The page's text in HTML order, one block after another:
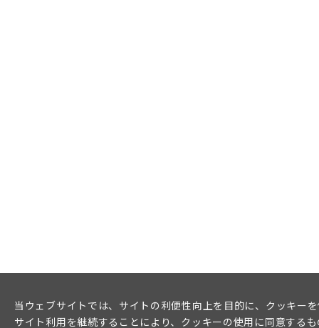
当ウェブサイトでは、サイトの利便性向上を目的に、クッキー
サイト利用を継続することにより、クッキーの使用に同意する